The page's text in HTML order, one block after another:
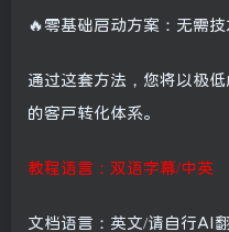
🔥零基础启动方案：无需
通过这套方法，您将以极
的客户转化体系。
教程语言：双语字幕/中英
文档语言：英文/请自行AI